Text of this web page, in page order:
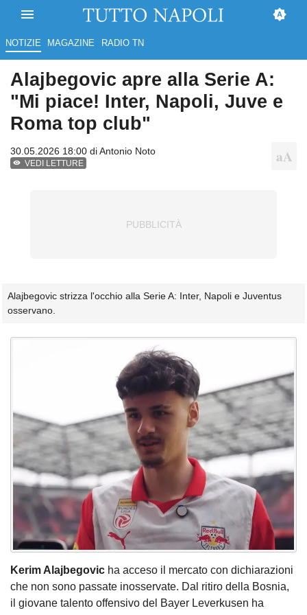
NOTIZIE MAGAZINE RADIO TN
Alajbegovic apre alla Serie A:
"Mi piace! Inter, Napoli, Juve e
Roma top club"
30.05.2026 18:00 diAntonio Noto
VEDI LETTURE
Alajbegovic strizza l'occhio alla Serie A: Inter, Napoli e Juventus
osservano.
Kerim Alajbegovic ha acceso il mercato con dichiarazioni
che non sono passate inosservate. Dal ritiro della Bosnia,
il giovane talento offensivo del Bayer Leverkusen ha